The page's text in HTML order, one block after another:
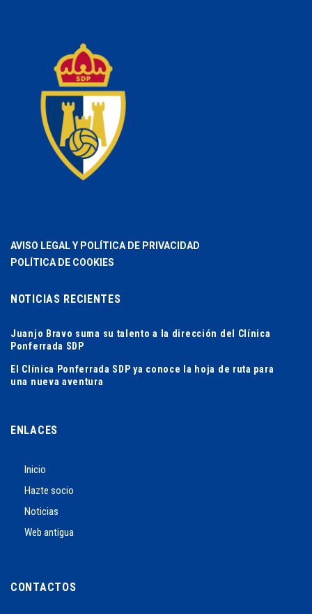
AVISO LEGAL Y POLÍTICA DE PRIVACIDAD
POLÍTICA DE COOKIES
NOTICIAS RECIENTES
Juanjo Bravo suma su talento a la dirección del Clínica
Ponferrada SDP
El Clínica Ponferrada SDP ya conoce la hoja de ruta para
una nueva aventura
ENLACES
Inicio
Hazte socio
Noticias
Web antigua
CONTACTOS